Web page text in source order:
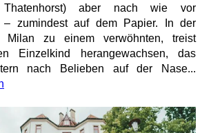
Thatenhorst) aber nach wie vor
– zumindest auf dem Papier. In der
Milan zu einem verwöhnten, treist
Einzelkind herangewachsen, das
nach Belieben auf der Nase...